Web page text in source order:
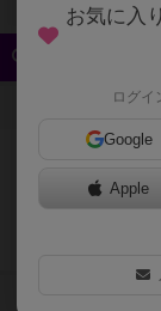
興味あり
登録状況
お気に入
ログイ
Google
Apple